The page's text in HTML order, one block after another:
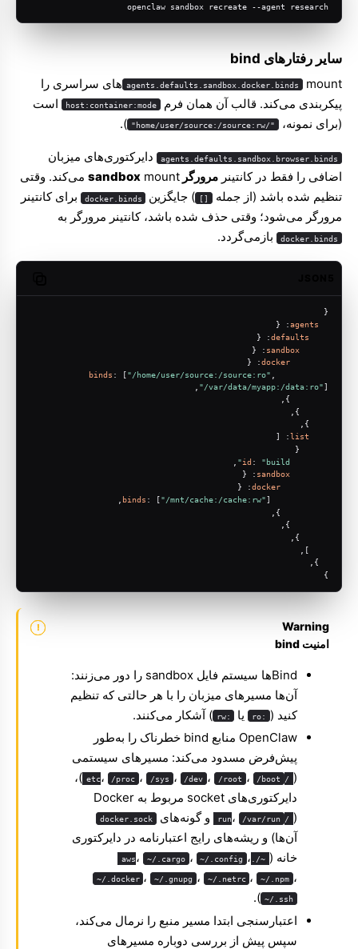
openclaw sandbox recreate --agent research
سایر رفتارهای bind
agents.defaults.sandbox.docker.binds mountهای سراسری را
پیکربندی می‌کند. قالب آن همان فرم
host:container:mode است
(برای نمونه،
"/home/user/source:/source:rw"
).
agents.defaults.sandbox.browser.binds دایرکتوری‌های میزبان
اضافی را فقط در کانتینر مرورگر sandbox
mount می‌کند. وقتی
تنظیم شده باشد (از جمله
[] ) جایگزین docker.binds
برای کانتینر
مرورگر می‌شود؛ وقتی حذف شده باشد، کانتینر مرورگر به
docker.binds بازمی‌گردد.
{
agents
: {
defaults
: {
sandbox
: {
docker
: {
binds : ["/home/user/source:/source:ro"
"/var/data/myapp:/data:ro"],
list
: [
id : "build"
sandbox
: {
docker
: {
binds : ["/mnt/cache:/cache:rw"],
}
Warning
امنیت bind
Bindها سیستم فایل sandbox را دور می‌زنند:
آن‌ها مسیرهای میزبان را با هر حالتی که تنظیم
کنید (
:ro یا :rw
) آشکار می‌کنند.
OpenClaw منابع bind خطرناک را به‌طور
پیش‌فرض مسدود می‌کند: مسیرهای سیستمی
(
/etc ، /proc ، /sys ، /dev ، /root ، /boot
)،
دایرکتوری‌های socket مربوط به Docker
(
/run ، /var/run و گونه‌های docker.sock
آن‌ها) و ریشه‌های رایج اعتبارنامه در دایرکتوری
خانه ( ~/.aws ، ~/.cargo ، ~/.config ،
~/.docker ، ~/.gnupg ، ~/.netrc ، ~/.npm ،
~/.ssh
).
اعتبارسنجی ابتدا مسیر منبع را نرمال می‌کند،
سپس پیش از بررسی دوباره مسیرهای